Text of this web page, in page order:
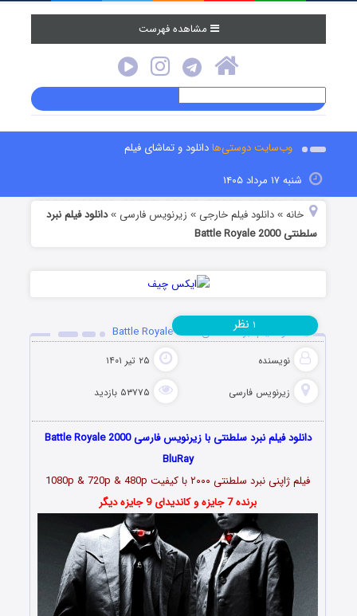
مشاهده فهرست
وب‌سایت دوستی‌هادانلود و تماشای فیلم
شنبه ۱۷ مرداد ۱۴۰۵
خانه »دانلود فیلم خارجی » زیرنویس فارسی »دانلود فیلم نبرد
سلطنتی Battle Royale 2000
دانلود فیلم نبرد سلطنتی Battle Royale 2000
نویسنده ۲۵ تیر ۱۴۰۱
زیرنویس فارسی ۵۳۷۷۵ بازدید
۱ نظر
دانلود فیلم نبرد سلطنتی با زیرنویس فارسی Battle Royale 2000
BluRay
فیلم ژاپنی نبرد سلطنتی ۲۰۰۰ با کیفیت 1080p & 720p & 480p
برنده 7 جایزه و کاندیدای 9 جایزه دیگر